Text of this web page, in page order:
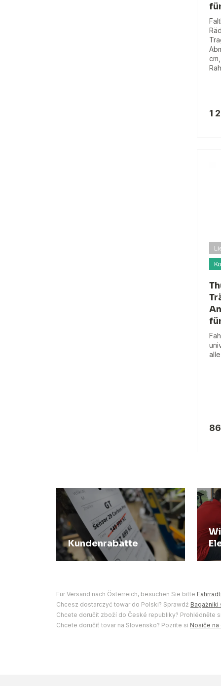
1
Kundenrabatte
Für Versand nach Österreich, besuchen Sie bitte
Chcesz dostarczyć towar do Polski? Sprawdź
Chcete doručit zboží do České republiky? Prohlédněte si
Chcete doručiť tovar na Slovensko? Pozrite si Nosiče